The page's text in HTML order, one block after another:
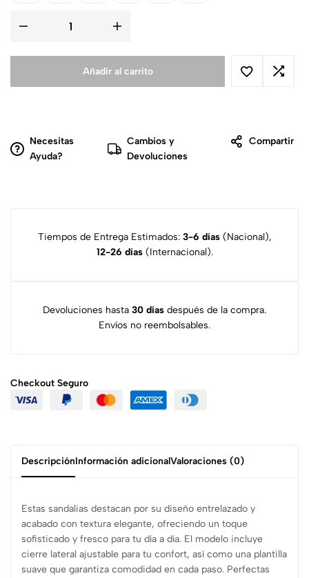
Añadir al carrito
Necesitas
Ayuda?
Cambios y
Devoluciones
Compartir
Tiempos de Entrega Estimados: 3-6 días(Nacional),
12-26 días(Internacional).
Devoluciones hasta 30 días después de la compra.
Envíos no reembolsables.
Checkout Seguro
DescripciónInformación adicionalValoraciones (0)
Estas sandalias destacan por su diseño entrelazado y
acabado con textura elegante, ofreciendo un toque
sofisticado y fresco para tu día a día. El modelo incluye
cierre lateral ajustable para tu confort, así como una plantilla
suave que garantiza comodidad en cada paso. Perfectas